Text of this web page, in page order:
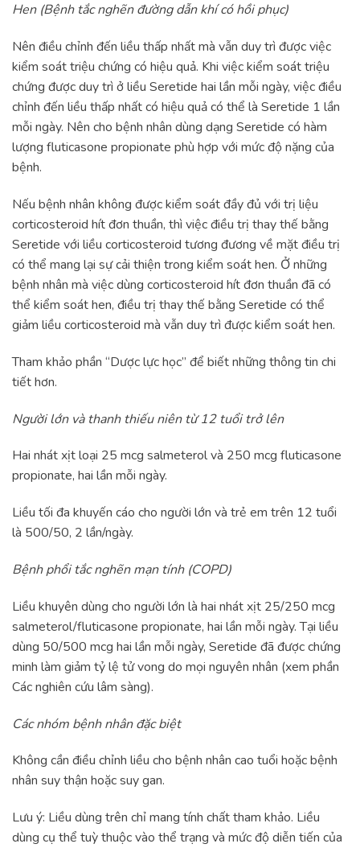
Hen (Bệnh tắc nghẽn đường dẫn khí có hồi phục)
Nên điều chỉnh đến liều thấp nhất mà vẫn duy trì được việc
kiểm soát triệu chứng có hiệu quả. Khi việc kiểm soát triệu
chứng được duy trì ở liều Seretide hai lần mỗi ngày, việc điều
chỉnh đến liều thấp nhất có hiệu quả có thể là Seretide 1 lần
mỗi ngày. Nên cho bệnh nhân dùng dạng Seretide có hàm
lượng fluticasone propionate phù hợp với mức độ nặng của
bệnh.
Nếu bệnh nhân không được kiểm soát đầy đủ với trị liệu
corticosteroid hít đơn thuần, thì việc điều trị thay thế bằng
Seretide với liều corticosteroid tương đương về mặt điều trị
có thể mang lại sự cải thiện trong kiểm soát hen. Ở những
bệnh nhân mà việc dùng corticosteroid hít đơn thuần đã có
thể kiểm soát hen, điều trị thay thế bằng Seretide có thể
giảm liều corticosteroid mà vẫn duy trì được kiểm soát hen.
Tham khảo phần “Dược lực học” để biết những thông tin chi
tiết hơn.
Người lớn và thanh thiếu niên từ 12 tuổi trở lên
Hai nhát xịt loại 25 mcg salmeterol và 250 mcg fluticasone
propionate, hai lần mỗi ngày.
Liều tối đa khuyến cáo cho người lớn và trẻ em trên 12 tuổi
là 500/50, 2 lần/ngày.
Bệnh phổi tắc nghẽn mạn tính (COPD)
Liều khuyên dùng cho người lớn là hai nhát xịt 25/250 mcg
salmeterol/fluticasone propionate, hai lần mỗi ngày. Tại liều
dùng 50/500 mcg hai lần mỗi ngày, Seretide đã được chứng
minh làm giảm tỷ lệ tử vong do mọi nguyên nhân (xem phần
Các nghiên cứu lâm sàng).
Các nhóm bệnh nhân đặc biệt
Không cần điều chỉnh liều cho bệnh nhân cao tuổi hoặc bệnh
nhân suy thận hoặc suy gan.
Lưu ý: Liều dùng trên chỉ mang tính chất tham khảo. Liều
dùng cụ thể tuỳ thuộc vào thể trạng và mức độ diễn tiến của